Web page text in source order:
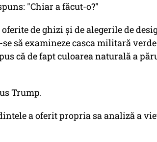
"Chiar a făcut-o?"
de ghizi şi de alegerile de
să examineze casca militară
că de fapt culoarea naturală a
Trump.
a oferit propria sa analiză a